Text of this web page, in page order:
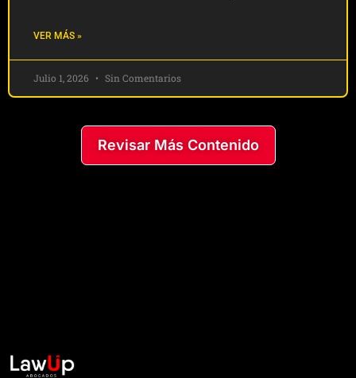
VER MÁS »
Julio 1, 2026 Sin Comentarios
Revisar Más Contenido